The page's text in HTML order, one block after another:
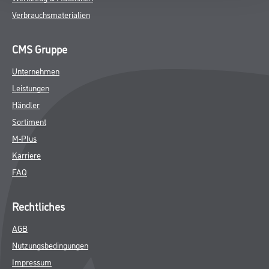
Verbrauchsmaterialien
CMS Gruppe
Unternehmen
Leistungen
Händler
Sortiment
M-Plus
Karriere
FAQ
Rechtliches
AGB
Nutzungsbedingungen
Impressum